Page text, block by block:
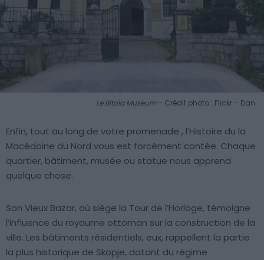
Le Bitola Museum– Crédit photo : Flickr – Dan
Enfin, tout au long de votre promenade , l’Histoire du la
Macédoine du Nord vous est forcément contée. Chaque
quartier, bâtiment, musée ou statue nous apprend
quelque chose.
Son Vieux Bazar, où siège la Tour de l’Horloge, témoigne
l’influence du royaume ottoman sur la construction de la
ville. Les bâtiments résidentiels, eux, rappellent la partie
la plus historique de Skopje, datant du régime